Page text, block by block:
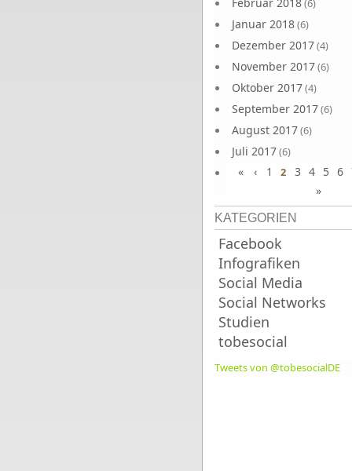
(6)
Januar 2018(6)
Dezember 2017(4)
November 2017(6)
Oktober 2017(4)
September 2017(6)
August 2017(6)
Juli 2017(6)
Juni 2017(6)
« ‹ 1 2 3 4 5 6
»
KATEGORIEN
Facebook
Infografiken
Social Media
Social Networks
Studien
tobesocial
Tweets von @tobesocialDE